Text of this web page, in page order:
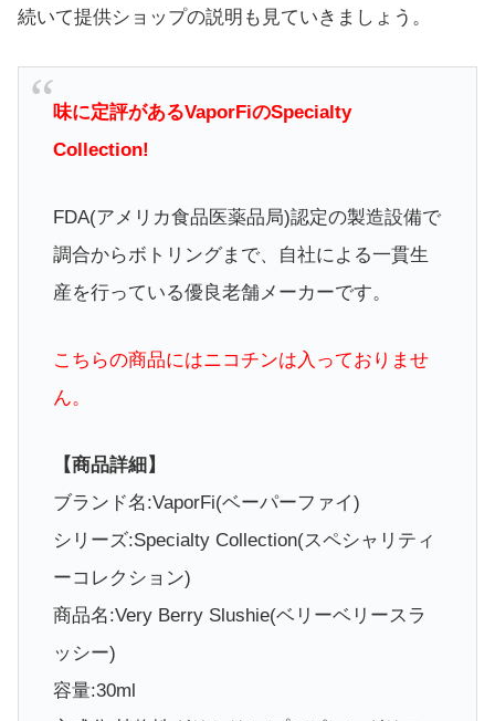
続いて提供ショップの説明も見ていきましょう。
味に定評があるVaporFiのSpecialty
Collection!
FDA(アメリカ食品医薬品局)認定の製造設備で
調合からボトリングまで、自社による一貫生
産を行っている優良老舗メーカーです。
こちらの商品にはニコチンは入っておりませ
ん。
【商品詳細】
ブランド名:VaporFi(ベーパーファイ)
シリーズ:Specialty Collection(スペシャリティ
ーコレクション)
商品名:Very Berry Slushie(ベリーベリースラ
ッシー)
容量:30ml